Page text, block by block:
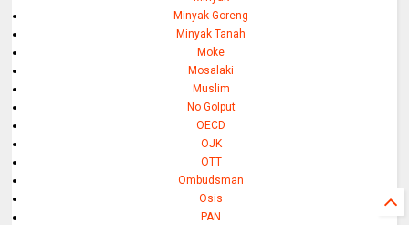
Minyak Goreng
Minyak Tanah
Moke
Mosalaki
Muslim
No Golput
OECD
OJK
OTT
Ombudsman
Osis
PAN